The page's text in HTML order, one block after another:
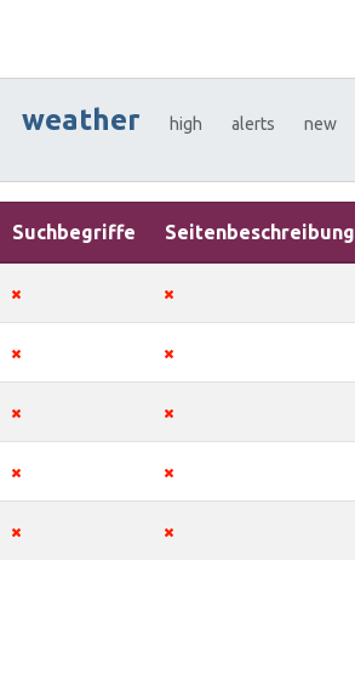
weather high alerts new
Suchbegriffe Seitenbeschreibung